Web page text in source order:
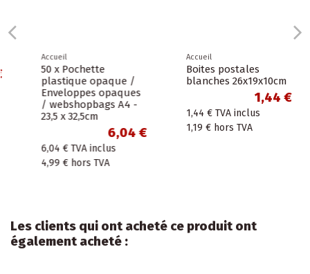
Accueil
50 x Pochette
plastique opaque /
Enveloppes opaques
/ webshopbags A4 -
23,5 x 32,5cm
6,04 €
6,04 € TVA inclus
4,99 € hors TVA
Accueil
Boites postales
blanches 26x19x10cm
1,44 €
1,44 € TVA inclus
1,19 € hors TVA
Les clients qui ont acheté ce produit ont
également acheté :